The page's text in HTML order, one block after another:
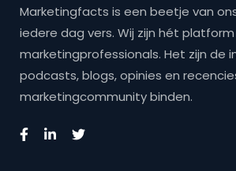
Marketingfacts is een beetje van
iedere dag vers. Wij zijn hét
marketingprofessionals. Het zijn de
podcasts, blogs, opinies en
marketingcommunity binden.